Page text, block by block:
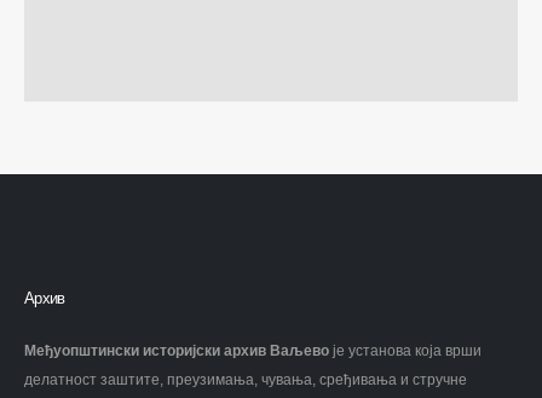
Архив
Међуопштински историјски архив Ваљево је установа која врши
делатност заштите, преузимања, чувања, сређивања и стручне